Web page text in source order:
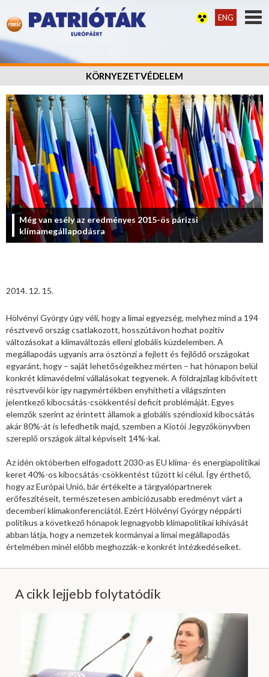
ENG
KÖRNYEZETVÉDELEM
Még van esély az eredményes 2015-ös párizsi
klímamegállapodásra
2014. 12. 15.
Hölvényi György úgy véli, hogy a limai egyezség, melyhez mind a 194
résztvevő ország csatlakozott, hosszútávon hozhat pozitív
változásokat a klímaváltozás elleni globális küzdelemben. A
megállapodás ugyanis arra ösztönzi a fejlett és fejlődő országokat
egyaránt, hogy – saját lehetőségeikhez mérten – hat hónapon belül
konkrét klímavédelmi vállalásokat tegyenek. A földrajzilag kibővített
résztvevői kör így nagymértékben enyhítheti a világszinten
jelentkező kibocsátás-csökkentési deficit problémáját. Egyes
elemzők szerint az érintett államok a globális széndioxid kibocsátás
akár 80%-át is lefedhetik majd, szemben a Kiotói Jegyzőkönyvben
szereplő országok által képviselt 14%-kal.
Az idén októberben elfogadott 2030-as EU klíma- és energiapolitikai
keret 40%-os kibocsátás-csökkentést tűzött ki célul. Így érthető,
hogy az Európai Unió, bár értékelte a tárgyalópartnerek
erőfeszítéseit, természetesen ambiciózusabb eredményt várt a
decemberi klímakonferenciától. Ezért Hölvényi György néppárti
politikus a következő hónapok legnagyobb klímapolitikai kihívását
abban látja, hogy a nemzetek kormányai a limai megállapodás
értelmében minél előbb meghozzák-e konkrét intézkedéseiket.
A cikk lejjebb folytatódik